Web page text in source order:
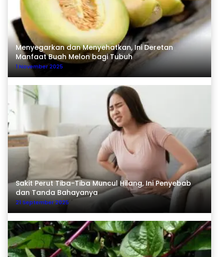
Menyegarkan dan Menyehatkan, Ini Deretan
Manfaat Buah Melon bagi Tubuh
1 November 2025
Sakit Perut Tiba-Tiba Muncul Hilang, Ini Penyebab
dan Tanda Bahayanya
21 September 2025